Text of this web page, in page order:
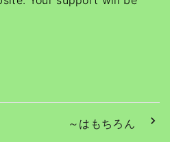
～はもちろん